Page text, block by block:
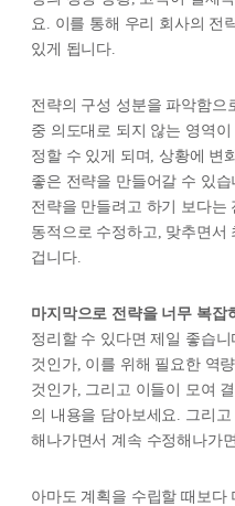
요. 이를 통해 우리 회사의 전
있게 됩니다.
전략의 구성 성분을 파악함으
중 의도대로 되지 않는 영역
정할 수 있게 되며, 상황에 변
좋은 전략을 만들어갈 수 있
전략을 만들려고 하기 보다는
동적으로 수정하고, 맞추면서
겁니다.
마지막으로 전략을 너무 복잡
정리할 수 있다면 제일 좋습
것인가, 이를 위해 필요한 역
것인가, 그리고 이들이 모여
의 내용을 담아보세요. 그리
해나가면서 계속 수정해나가
아마도 계획을 수립할 때보다